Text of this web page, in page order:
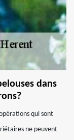
dans
qui sont
ne peuvent